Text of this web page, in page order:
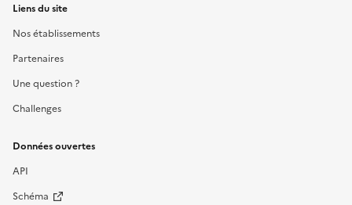
Liens du site
Nos établissements
Partenaires
Une question ?
Challenges
Données ouvertes
API
Schéma